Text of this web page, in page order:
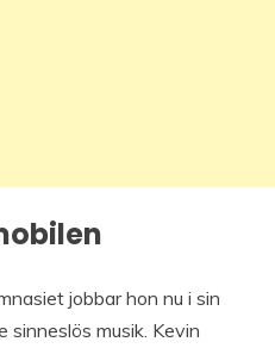
jobbar hon nu i sin
sinneslös musik. Kevin